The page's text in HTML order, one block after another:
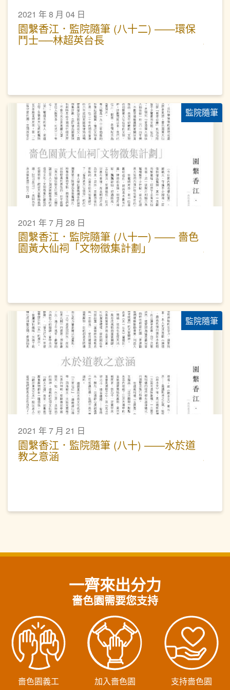
2021 年 8 月 04 日
園繫香江．監院隨筆 (八十二) ——環保
鬥士──林超英台長
監院隨筆
2021 年 7 月 28 日
園繫香江．監院隨筆 (八十一) —— 嗇色
園黃大仙祠「文物徵集計劃」
監院隨筆
2021 年 7 月 21 日
園繫香江．監院隨筆 (八十) ——水於道
教之意涵
一齊來出分力
嗇色園需要您支持
嗇色園義工 加入嗇色園 支持嗇色園